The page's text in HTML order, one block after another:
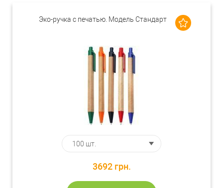
Эко-ручка с печатью. Модель Стандарт
3692 грн.